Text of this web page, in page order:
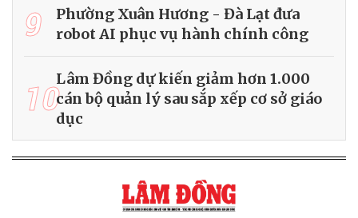
9
Phường Xuân Hương - Đà Lạt đưa
robot AI phục vụ hành chính công
10Lâm Đồng dự kiến giảm hơn 1.000
cán bộ quản lý sau sắp xếp cơ sở giáo
dục